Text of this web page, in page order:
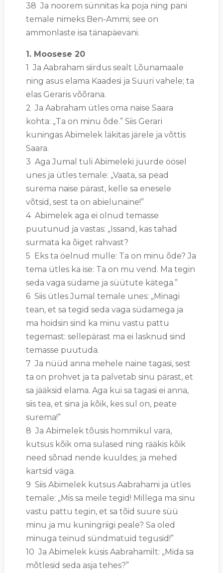
38 Ja noorem sünnitas ka poja ning pani
temale nimeks Ben-Ammi; see on
ammonlaste isa tänapäevani.
1. Moosese 20
1 Ja Aabraham siirdus sealt Lõunamaale
ning asus elama Kaadesi ja Suuri vahele; ta
elas Geraris võõrana.
2 Ja Aabraham ütles oma naise Saara
kohta: „Ta on minu õde.” Siis Gerari
kuningas Abimelek läkitas järele ja võttis
Saara.
3 Aga Jumal tuli Abimeleki juurde öösel
unes ja ütles temale: „Vaata, sa pead
surema naise pärast, kelle sa enesele
võtsid, sest ta on abielunaine!”
4 Abimelek aga ei olnud temasse
puutunud ja vastas: „Issand, kas tahad
surmata ka õiget rahvast?
5 Eks ta öelnud mulle: Ta on minu õde? Ja
tema ütles ka ise: Ta on mu vend. Ma tegin
seda vaga südame ja süütute kätega.”
6 Siis ütles Jumal temale unes: „Minagi
tean, et sa tegid seda vaga südamega ja
ma hoidsin sind ka minu vastu pattu
tegemast: sellepärast ma ei lasknud sind
temasse puutuda.
7 Ja nüüd anna mehele naine tagasi, sest
ta on prohvet ja ta palvetab sinu pärast, et
sa jääksid elama. Aga kui sa tagasi ei anna,
siis tea, et sina ja kõik, kes sul on, peate
surema!”
8 Ja Abimelek tõusis hommikul vara,
kutsus kõik oma sulased ning rääkis kõik
need sõnad nende kuuldes; ja mehed
kartsid väga.
9 Siis Abimelek kutsus Aabrahami ja ütles
temale: „Mis sa meile tegid! Millega ma sinu
vastu pattu tegin, et sa tõid suure süü
minu ja mu kuningriigi peale? Sa oled
minuga teinud sündmatuid tegusid!”
10 Ja Abimelek küsis Aabrahamilt: „Mida sa
mõtlesid seda asja tehes?”